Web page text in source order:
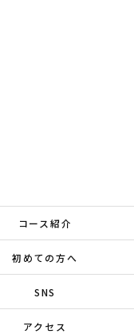
コース紹介
初めての方へ
SNS
アクセス